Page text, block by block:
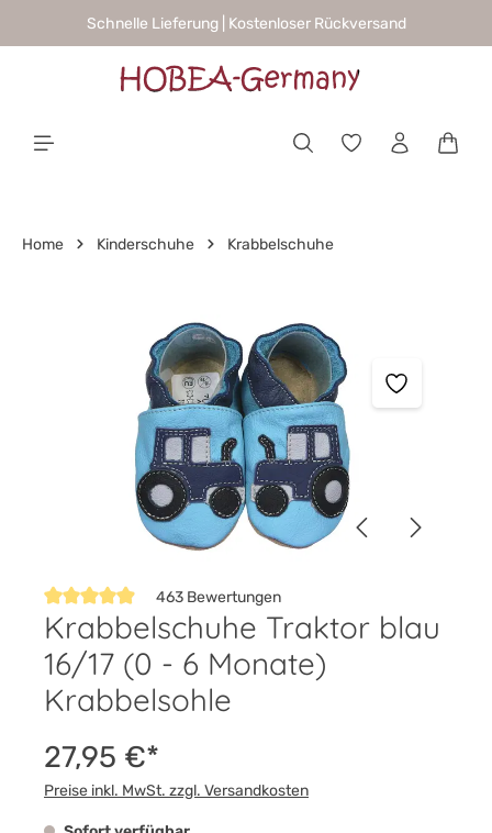
springenSchnelle Lieferung | Kostenloser Rückversand
Home Kinderschuhe Krabbelschuhe
Bildergalerie überspringen
Durchschnittliche Bewertung von 4.9 von 5 Sternen
463 Bewertungen
Krabbelschuhe Traktor blau
16/17 (0 - 6 Monate)
Krabbelsohle
27,95 €*
Preise inkl. MwSt. zzgl. Versandkosten